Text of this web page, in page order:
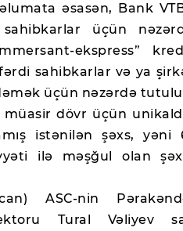
əsasən, Bank
üçün
ekspress”
sahibkarlar və ya
üçün nəzərdə
müasir dövr üçün
istənilən şəxs,
ilə məşğul olan
ASC-nin
Tural Vəliyev